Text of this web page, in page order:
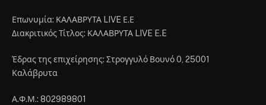
Επωνυμία: ΚΑΛΑΒΡΥΤΑ LIVE Ε.Ε
Διακριτικός Τίτλος: ΚΑΛΑΒΡΥΤΑ LIVE E.E
Έδρας της επιχείρησης: Στρογγυλό Βουνό 0, 25001
Καλάβρυτα
Α.Φ.Μ.: 802989801